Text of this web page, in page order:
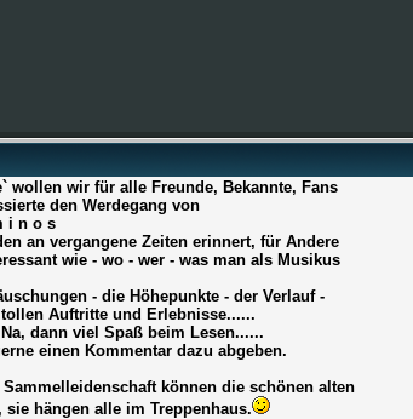
wir für alle Freunde, Bekannte, Fans
den Werdegang von
n o s
vergangene Zeiten erinnert, für Andere
wie - wo - wer - was man als Musikus
- die Höhepunkte - der Verlauf -
Auftritte und Erlebnisse......
dann viel Spaß beim Lesen......
einen Kommentar dazu abgeben.
können die schönen alten
hängen alle im Treppenhaus.
*